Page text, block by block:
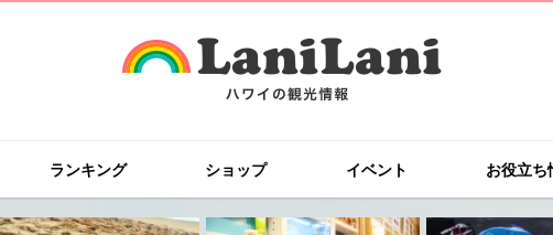
ランキング ショップ イベント お役立ち